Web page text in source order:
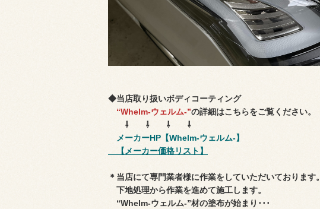
◆当店取り扱いボディコーティング
“Whelm-ウェルム-”の詳細はこちらをご覧ください。
⇩ ⇩ ⇩ ⇩
メーカーHP【Whelm-ウェルム-】
【メーカー価格リスト】
＊当店にて専門業者様に作業をしていただいております。
下地処理から作業を進めて施工します。
“Whelm-ウェルム-”材の塗布が始まり･･･